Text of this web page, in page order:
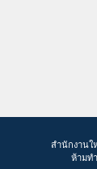
สำนักงานใ
ห้ามท